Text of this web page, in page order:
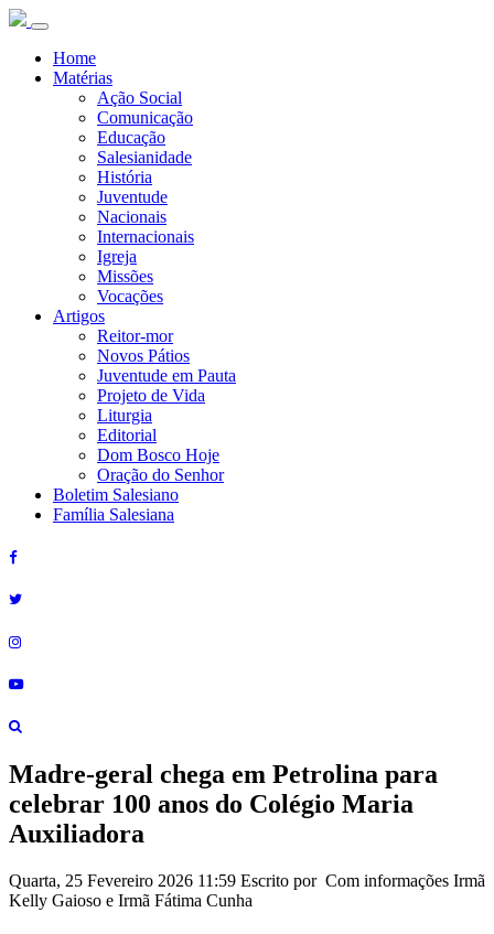
Home
Matérias
Ação Social
Comunicação
Educação
Salesianidade
História
Juventude
Nacionais
Internacionais
Igreja
Missões
Vocações
Artigos
Reitor-mor
Novos Pátios
Juventude em Pauta
Projeto de Vida
Liturgia
Editorial
Dom Bosco Hoje
Oração do Senhor
Boletim Salesiano
Família Salesiana
Madre-geral chega em Petrolina para
celebrar 100 anos do Colégio Maria
Auxiliadora
Quarta, 25 Fevereiro 2026 11:59 Escrito por Com informações Irmã
Kelly Gaioso e Irmã Fátima Cunha